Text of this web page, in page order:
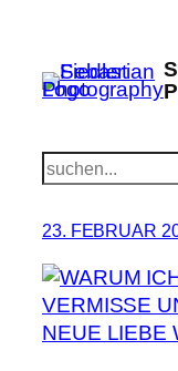
springen
Suchen
23. FEBRUAR